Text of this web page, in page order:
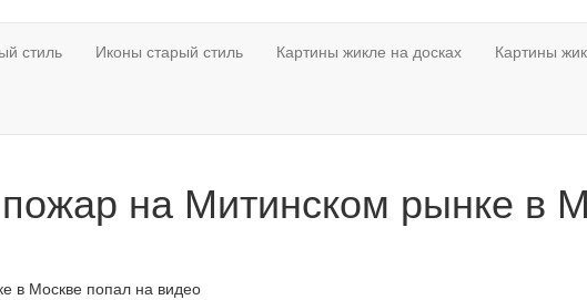
стиль
Иконы старый стиль Картины жикле на досках Картины
на Митинском рынке в
в Москве попал на видео